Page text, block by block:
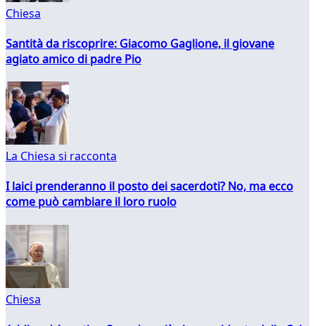
Chiesa
Santità da riscoprire: Giacomo Gaglione, il giovane
agiato amico di padre Pio
La Chiesa si racconta
I laici prenderanno il posto dei sacerdoti? No, ma ecco
come può cambiare il loro ruolo
Chiesa